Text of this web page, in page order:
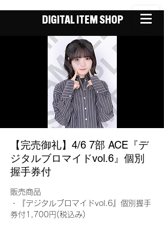
DIGITAL ITEM SHOP
【完売御礼】4/6 7部 ACE『デ
ジタルブロマイドvol.6』個別
握手券付
販売商品
・『デジタルブロマイドvol.6』個別握手
券付1,700円(税込み)